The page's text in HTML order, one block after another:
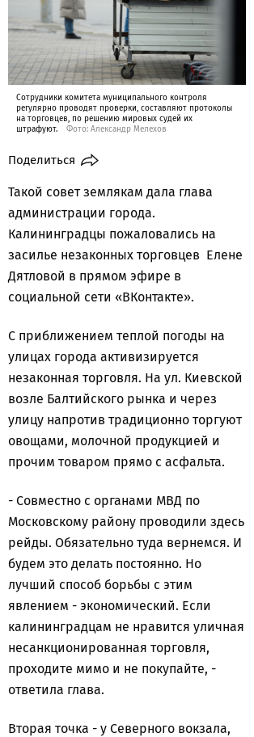
Сотрудники комитета муниципального контроля
регулярно проводят проверки, составляют протоколы
на торговцев, по решению мировых судей их
штрафуют.
Фото: Александр Мелехов
Поделиться
Такой совет землякам дала глава
администрации города.
Калининградцы пожаловались на
засилье незаконных торговцев Елене
Дятловой в прямом эфире в
социальной сети «ВКонтакте».
С приближением теплой погоды на
улицах города активизируется
незаконная торговля. На ул. Киевской
возле Балтийского рынка и через
улицу напротив традиционно торгуют
овощами, молочной продукцией и
прочим товаром прямо с асфальта.
- Совместно с органами МВД по
Московскому району проводили здесь
рейды. Обязательно туда вернемся. И
будем это делать постоянно. Но
лучший способ борьбы с этим
явлением - экономический. Если
калининградцам не нравится уличная
несанкционированная торговля,
проходите мимо и не покупайте, -
ответила глава.
Вторая точка - у Северного вокзала,